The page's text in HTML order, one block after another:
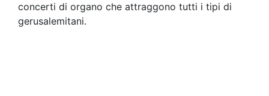
concerti di organo che attraggono tutti i tipi di
gerusalemitani.